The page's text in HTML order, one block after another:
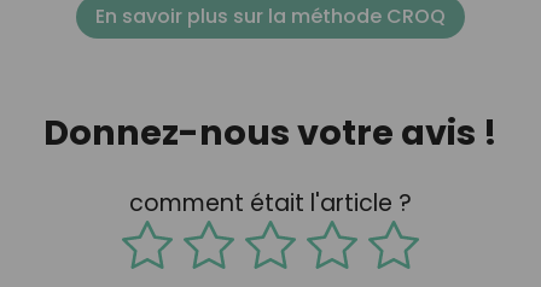
En savoir plus sur la méthode CROQ
Donnez-nous votre avis !
comment était l'article ?